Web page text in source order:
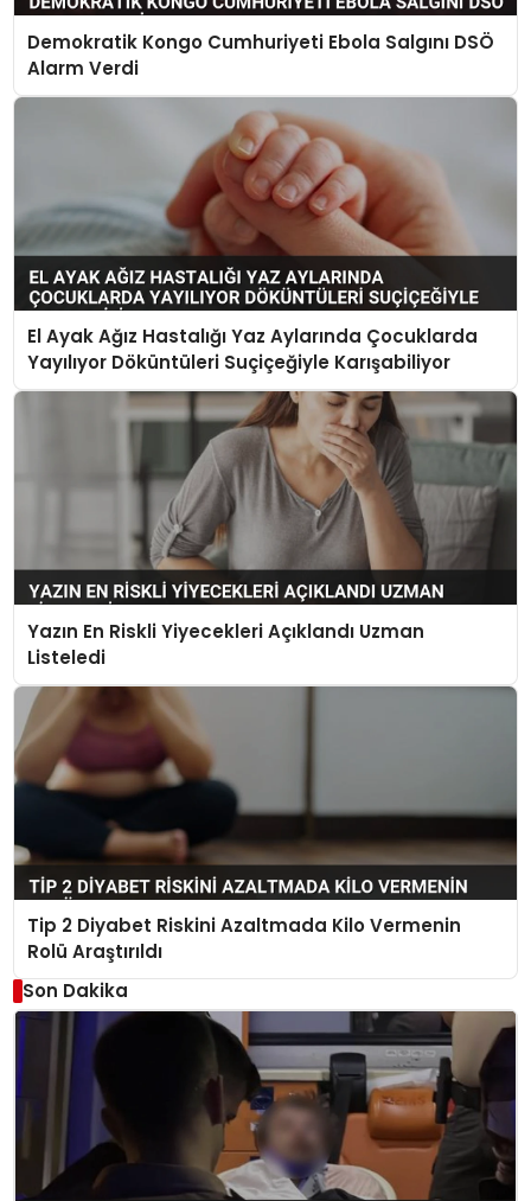
Demokratik Kongo Cumhuriyeti Ebola Salgını DSÖ
Alarm Verdi
El Ayak Ağız Hastalığı Yaz Aylarında Çocuklarda
Yayılıyor Döküntüleri Suçiçeğiyle Karışabiliyor
Yazın En Riskli Yiyecekleri Açıklandı Uzman
Listeledi
Tip 2 Diyabet Riskini Azaltmada Kilo Vermenin
Rolü Araştırıldı
Son Dakika